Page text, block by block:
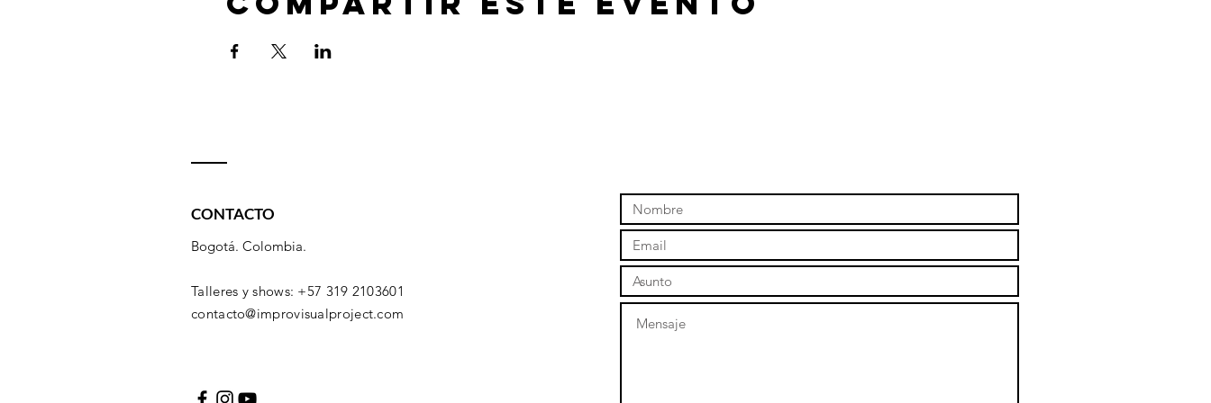
CONTACTO
Bogotá. Colombia.
Talleres y shows: +57 319 2103601
contacto@improvisualproject.com